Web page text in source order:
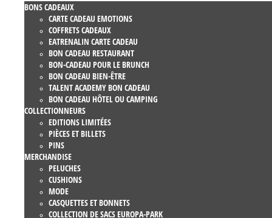
BONS CADEAUX
CARTE CADEAU EMOTIONS
COFFRETS CADEAUX
EATRENALIN CARTE CADEAU
BON CADEAU RESTAURANT
BON-CADEAU POUR LE BRUNCH
BON CADEAU BIEN-ÊTRE
TALENT ACADEMY BON CADEAU
BON CADEAU HÔTEL OU CAMPING
COLLECTIONNEURS
EDITIONS LIMITÉES
PIÈCES ET BILLETS
PINS
MERCHANDISE
PELUCHES
CUSHIONS
MODE
CASQUETTES ET BONNETS
COLLECTION DE SACS EUROPA-PARK